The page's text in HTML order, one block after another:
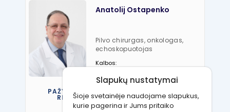
Slapukų nustatymai
Šioje svetainėje naudojame slapukus,
kurie pagerina ir Jums pritaiko
Anatolij Ostapenko
Pilvo chirurgas, onkologas,
echoskopuotojas
Kalbos:
PAŽYMĖKITE JUMS TINKANTĮ LAIKĄ IR
REGISTRUOKITĖS VIZITUI PAS ŠĮ
GYDYTOJĄ